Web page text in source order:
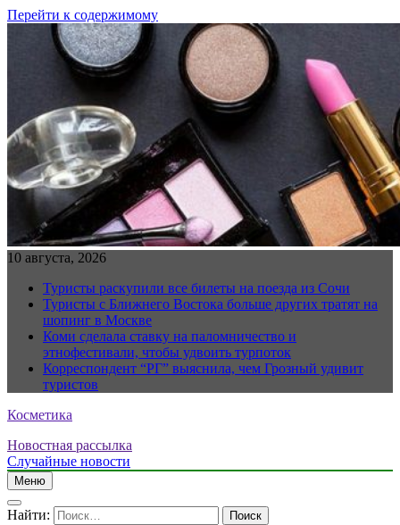
Перейти к содержимому
10 августа, 2026
Туристы раскупили все билеты на поезда из Сочи
Туристы с Ближнего Востока больше других тратят на
шопинг в Москве
Коми сделала ставку на паломничество и
этнофестивали, чтобы удвоить турпоток
Корреспондент “РГ” выяснила, чем Грозный удивит
туристов
Косметика
Новостная рассылка
Случайные новости
Меню
Найти: